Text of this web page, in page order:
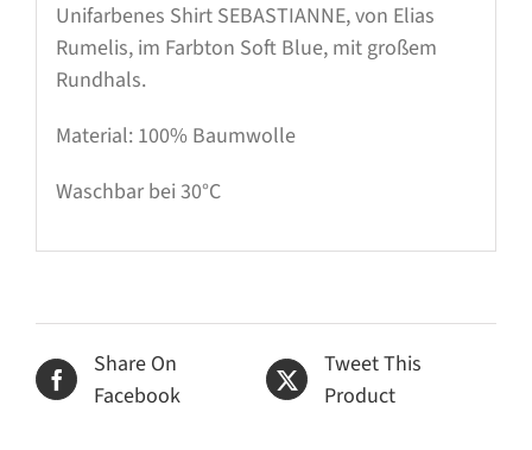
Unifarbenes Shirt SEBASTIANNE, von Elias
Rumelis, im Farbton Soft Blue, mit großem
Rundhals.
Material: 100% Baumwolle
Waschbar bei 30°C
Share On
Facebook
Tweet This
Product